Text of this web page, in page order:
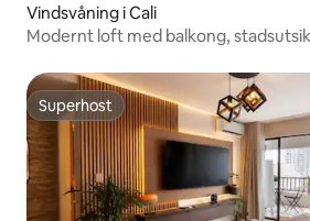
Vindsvåning i Cali
Modernt loft med balkong,
Superhost
Superhost